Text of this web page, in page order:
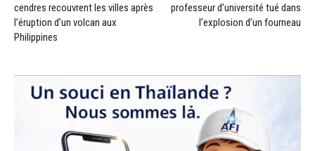
cendres recouvrent les villes après
l’éruption d’un volcan aux
Philippines
professeur d’université tué dans
l’explosion d’un fourneau